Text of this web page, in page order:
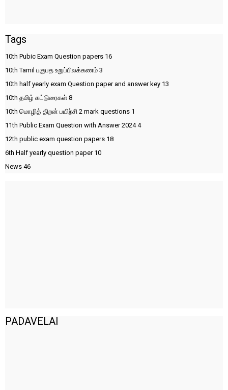
Tags
10th Pubic Exam Question papers 16
10th Tamil பகுபத உறுப்பிலக்கணம் 3
10th half yearly exam Question paper and answer key 13
10th தமிழ் கட்டுரைகள் 8
10th மொழித் திறன் பயிற்சி 2 mark questions 1
11th Public Exam Question with Answer 20244
12th public exam question papers 18
6th Half yearly question paper 10
News 46
PADAVELAI